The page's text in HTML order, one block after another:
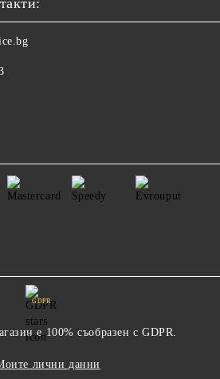
GDPR
е 100% съобразен с GDPR.
лични данни